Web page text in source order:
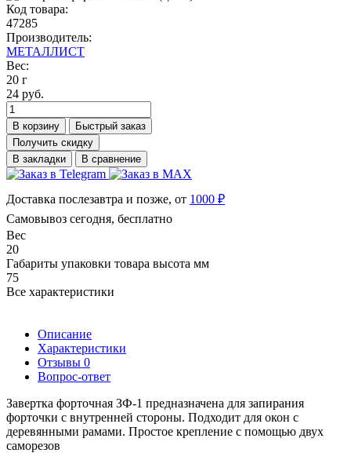
Код товара:
47285
Производитель:
МЕТАЛЛИСТ
Вес:
20 г
24 руб.
В корзину
Быстрый заказ
Получить скидку
В закладки
В сравнение
Доставка послезавтра и позже, от 1000 ₽
Самовывоз сегодня, бесплатно
Вес
20
Габариты упаковки товара высота мм
75
Все характеристики
Описание
Характеристики
Отзывы 0
Вопрос-ответ
Завертка форточная ЗФ-1 предназначена для запирания
форточки с внутренней стороны. Подходит для окон с
деревянными рамами. Простое крепление с помощью двух
саморезов